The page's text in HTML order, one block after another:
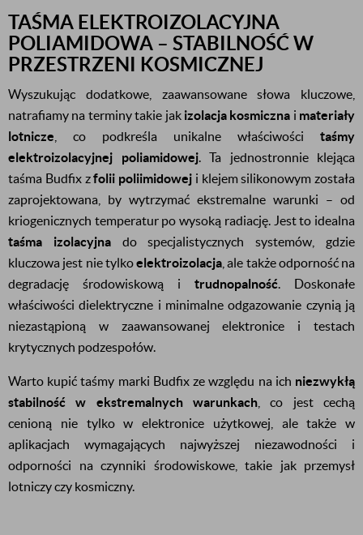
TAŚMA ELEKTROIZOLACYJNA
POLIAMIDOWA – STABILNOŚĆ W
PRZESTRZENI KOSMICZNEJ
Wyszukując dodatkowe, zaawansowane słowa kluczowe,
natrafiamy na terminy takie jak izolacja kosmiczna i materiały
lotnicze , co podkreśla unikalne właściwości taśmy
elektroizolacyjnej poliamidowej. Ta jednostronnie klejąca
taśma Budfix zfolii poliimidowej i klejem silikonowym została
zaprojektowana, by wytrzymać ekstremalne warunki – od
kriogenicznych temperatur po wysoką radiację. Jest to idealna
taśma izolacyjnado specjalistycznych systemów, gdzie
kluczowa jest nie tylkoelektroizolacja , ale także odporność na
degradację środowiskową i trudnopalność. Doskonałe
właściwości dielektryczne i minimalne odgazowanie czynią ją
niezastąpioną w zaawansowanej elektronice i testach
krytycznych podzespołów.
Warto kupić taśmy marki Budfix ze względu na ich niezwykłą
stabilność w ekstremalnych warunkach , co jest cechą
cenioną nie tylko w elektronice użytkowej, ale także w
aplikacjach wymagających najwyższej niezawodności i
odporności na czynniki środowiskowe, takie jak przemysł
lotniczy czy kosmiczny.